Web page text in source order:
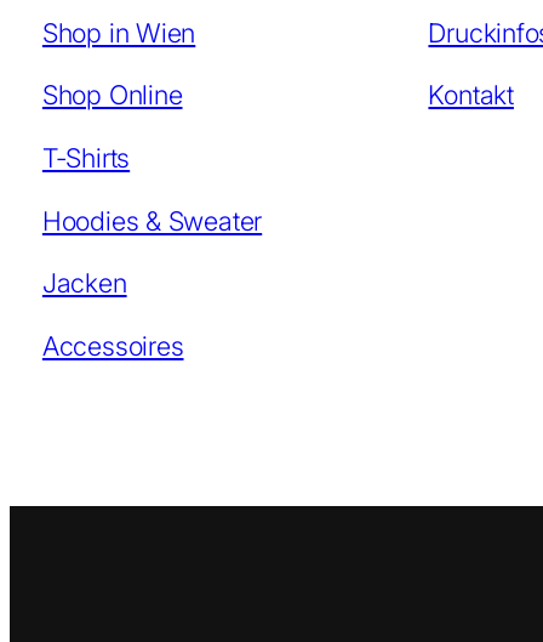
Shop in Wien
Shop Online
T-Shirts
Hoodies & Sweater
Jacken
Accessoires
Kontakt